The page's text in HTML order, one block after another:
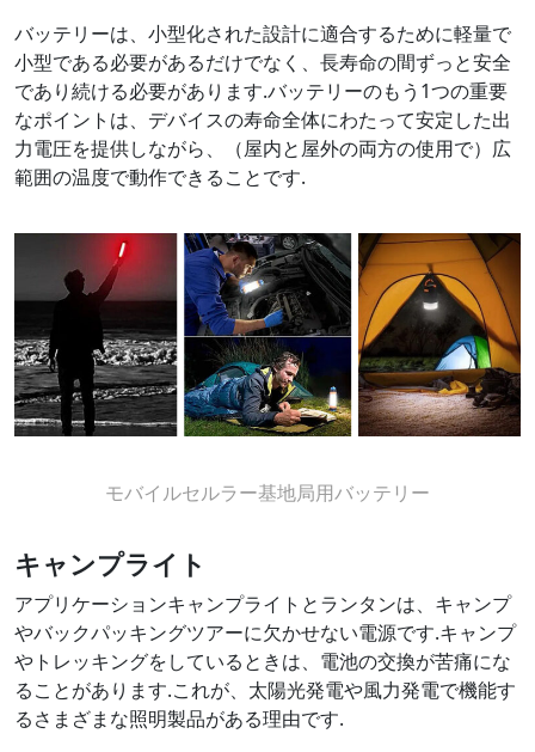
バッテリーは、小型化された設計に適合するために軽量で
小型である必要があるだけでなく、長寿命の間ずっと安全
であり続ける必要があります.バッテリーのもう1つの重要
なポイントは、デバイスの寿命全体にわたって安定した出
力電圧を提供しながら、（屋内と屋外の両方の使用で）広
範囲の温度で動作できることです.
モバイルセルラー基地局用バッテリー
キャンプライト
アプリケーションキャンプライトとランタンは、キャンプ
やバックパッキングツアーに欠かせない電源です.キャンプ
やトレッキングをしているときは、電池の交換が苦痛にな
ることがあります.これが、太陽光発電や風力発電で機能す
るさまざまな照明製品がある理由です.